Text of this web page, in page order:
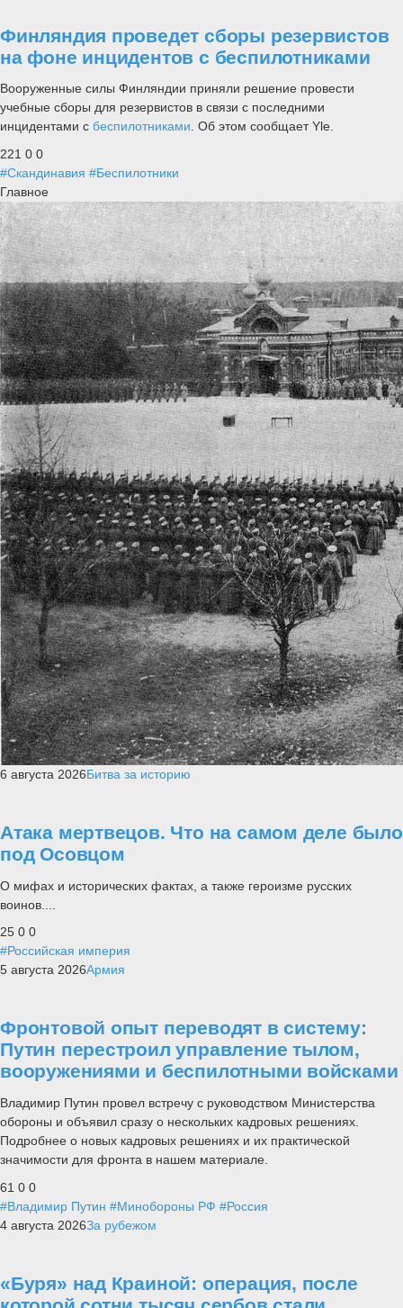
Финляндия проведет сборы резервистов
на фоне инцидентов с беспилотниками
Вооруженные силы Финляндии приняли решение провести
учебные сборы для резервистов в связи с последними
инцидентами с беспилотниками . Об этом сообщает Yle.
221 0 0
#Скандинавия #Беспилотники
Главное
6 августа 2026Битва за историю
Атака мертвецов. Что на самом деле было
под Осовцом
О мифах и исторических фактах, а также героизме русских
воинов....
25 0 0
#Российская империя
5 августа 2026Армия
Фронтовой опыт переводят в систему:
Путин перестроил управление тылом,
вооружениями и беспилотными войсками
Владимир Путин провел встречу с руководством Министерства
обороны и объявил сразу о нескольких кадровых решениях.
Подробнее о новых кадровых решениях и их практической
значимости для фронта в нашем материале.
61 0 0
#Владимир Путин #Минобороны РФ #Россия
4 августа 2026За рубежом
«Буря» над Краиной: операция, после